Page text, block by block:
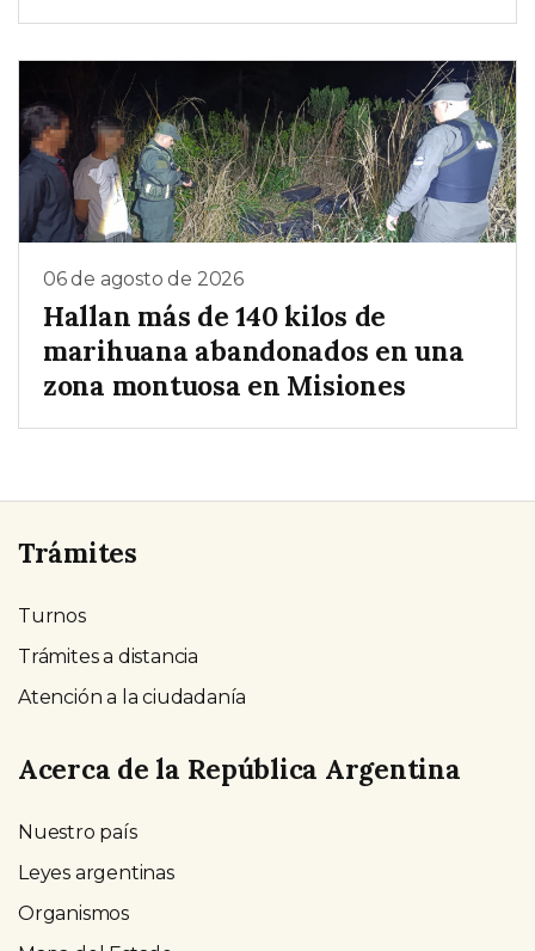
06 de agosto de 2026
Hallan más de 140 kilos de
marihuana abandonados en una
zona montuosa en Misiones
Trámites
Turnos
Trámites a distancia
Atención a la ciudadanía
Acerca de la República Argentina
Nuestro país
Leyes argentinas
Organismos